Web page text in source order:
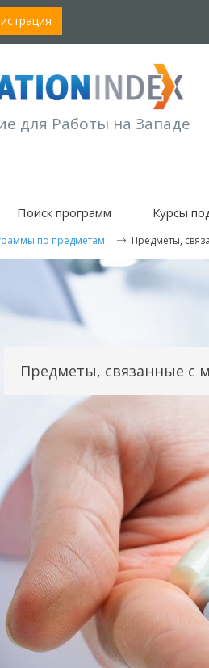
для Работы на Западе
Поиск программ Курсы
по предметам Предметы,
Предметы, связанные с